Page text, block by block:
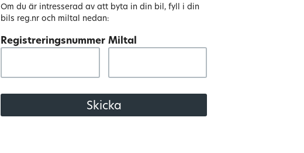
Om du är intresserad av att byta in din bil, fyll i din
bils reg.nr och miltal nedan:
Registreringsnummer Miltal